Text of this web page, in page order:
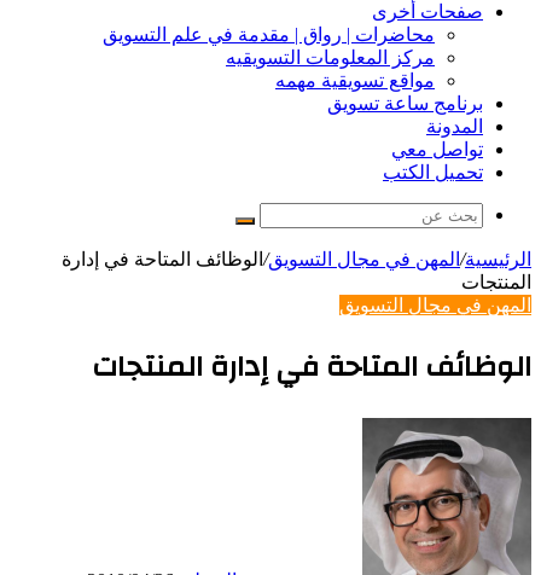
صفحات أخرى
محاضرات | رواق | مقدمة في علم التسويق
مركز المعلومات التسويقيه
مواقع تسويقية مهمه
برنامج ساعة تسويق
المدونة
تواصل معي
تحميل الكتب
بحث
عن
الرئيسية/ المهن في مجال التسويق/ الوظائف المتاحة في إدارة
المنتجات
المهن في مجال التسويق
الوظائف المتاحة في إدارة المنتجات